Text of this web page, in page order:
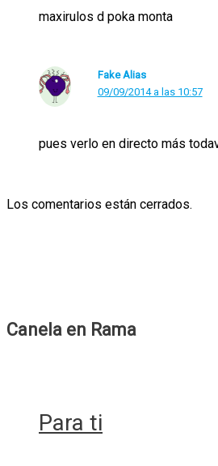
maxirulos d poka monta
Fake Alias
09/09/2014 a las 10:57
pues verlo en directo más
Los comentarios están cerrados.
Canela en Rama
Para ti